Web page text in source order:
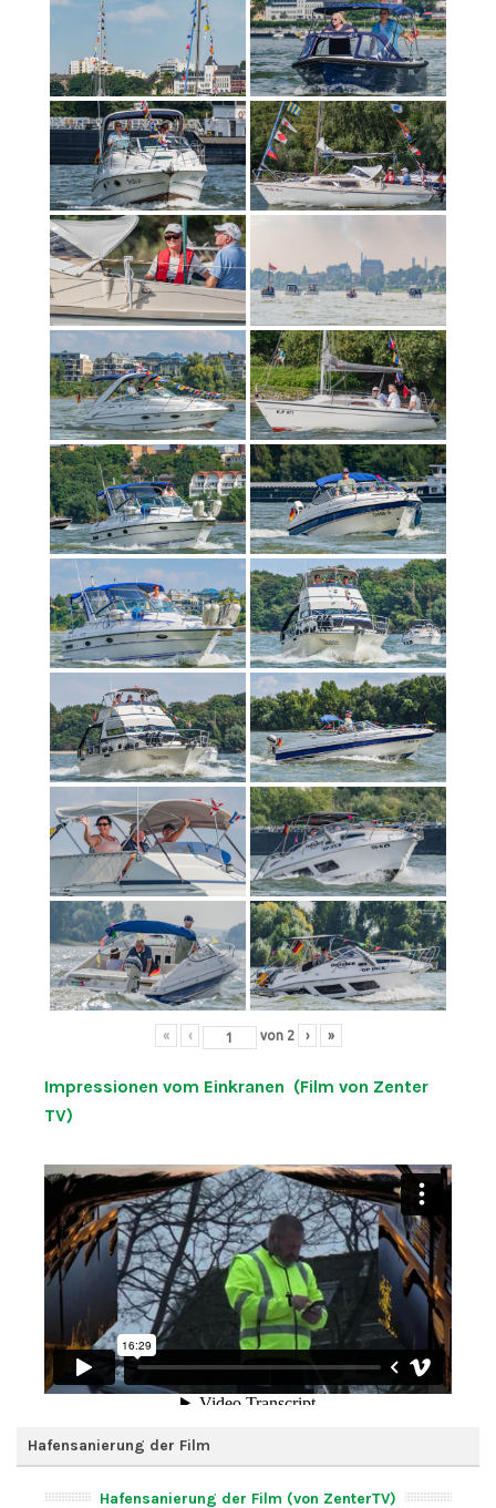
« ‹ von 2 › »
Impressionen vom Einkranen (Film von Zenter
TV)
Hafensanierung der Film
Hafensanierung der Film (von ZenterTV)